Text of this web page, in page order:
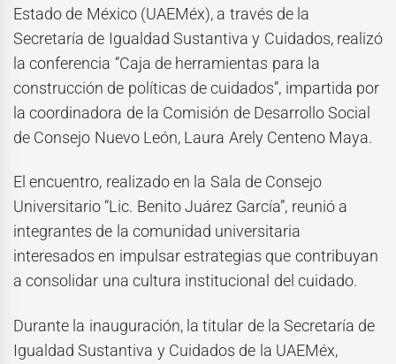
Estado de México (UAEMéx), a través de la
Secretaría de Igualdad Sustantiva y Cuidados, realizó
la conferencia “Caja de herramientas para la
construcción de políticas de cuidados”, impartida por
la coordinadora de la Comisión de Desarrollo Social
de Consejo Nuevo León, Laura Arely Centeno Maya.
El encuentro, realizado en la Sala de Consejo
Universitario “Lic. Benito Juárez García”, reunió a
integrantes de la comunidad universitaria
interesados en impulsar estrategias que contribuyan
a consolidar una cultura institucional del cuidado.
Durante la inauguración, la titular de la Secretaría de
Igualdad Sustantiva y Cuidados de la UAEMéx,